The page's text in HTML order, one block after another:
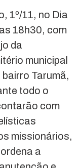
1º/11, no Dia
18h30, com
da
municipal
Tarumã,
todo o
com
missionários,
a